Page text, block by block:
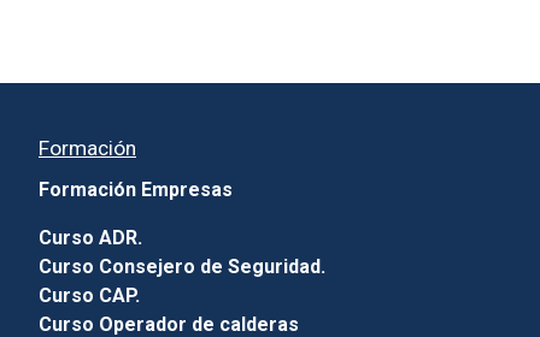
Formación
Formación Empresas
Curso ADR.
Curso Consejero de Seguridad.
Curso CAP.
Curso Operador de calderas